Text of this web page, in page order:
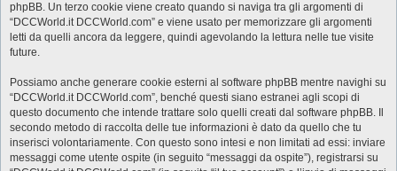
phpBB. Un terzo cookie viene creato quando si naviga tra gli argomenti di
“DCCWorld.it DCCWorld.com” e viene usato per memorizzare gli argomenti
letti da quelli ancora da leggere, quindi agevolando la lettura nelle tue visite
future.
Possiamo anche generare cookie esterni al software phpBB mentre navighi su
“DCCWorld.it DCCWorld.com”, benché questi siano estranei agli scopi di
questo documento che intende trattare solo quelli creati dal software phpBB. Il
secondo metodo di raccolta delle tue informazioni è dato da quello che tu
inserisci volontariamente. Con questo sono intesi e non limitati ad essi: inviare
messaggi come utente ospite (in seguito “messaggi da ospite”), registrarsi su